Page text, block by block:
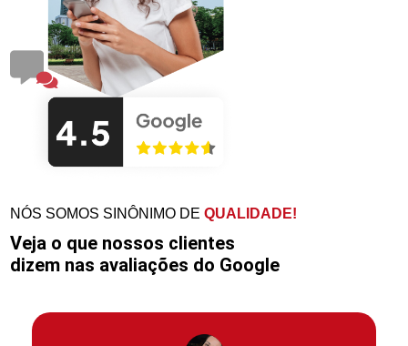
NÓS SOMOS SINÔNIMO DEQUALIDADE!
Veja o que nossos clientes
dizem nas avaliações do Google